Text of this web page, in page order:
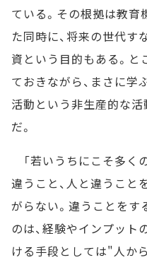
ている。その根拠は教育
た同時に、将来の世代
資という目的もある。と
ておきながら、まさに学
活動という非生産的な
だ。
「若いうちにこそ多く
違うこと、人と違うこと
がらない。違うことをす
のは、経験やインプット
ける手段としては"人か